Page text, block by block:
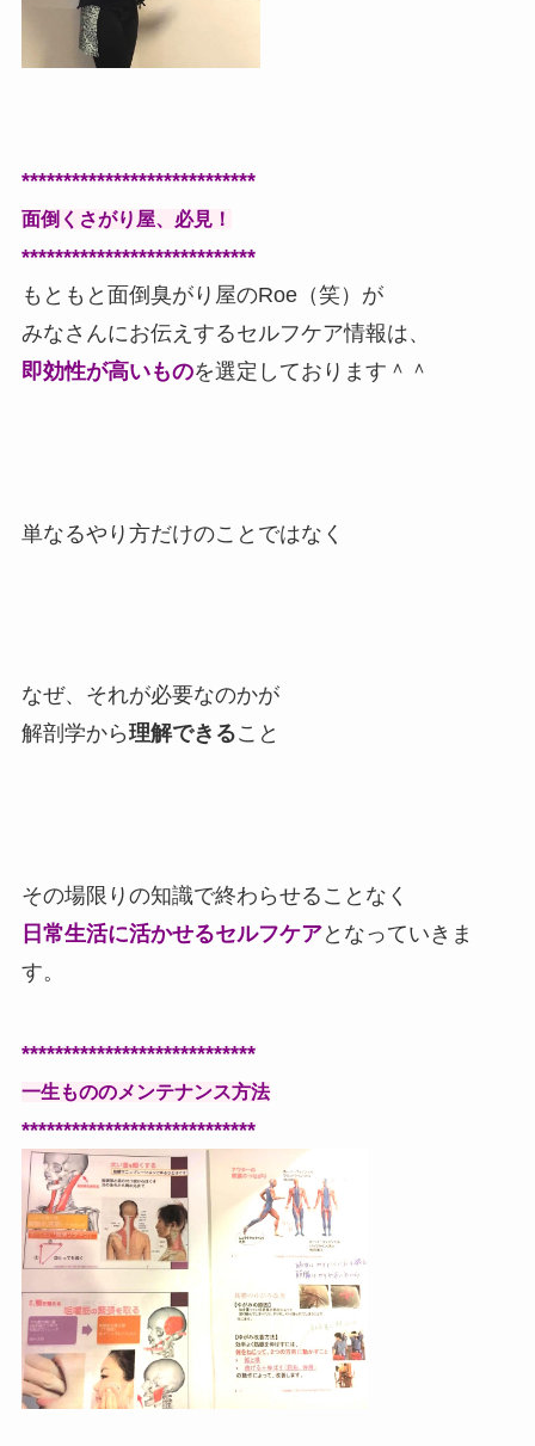
****************************
面倒くさがり屋、必見！
****************************
もともと面倒臭がり屋のRoe（笑）が
みなさんにお伝えするセルフケア情報は、
即効性が高いものを選定しております＾＾
単なるやり方だけのことではなく
なぜ、それが必要なのかが
解剖学から理解できること
その場限りの知識で終わらせることなく
日常生活に活かせるセルフケアとなっていきま
す。
****************************
一生もののメンテナンス方法
****************************